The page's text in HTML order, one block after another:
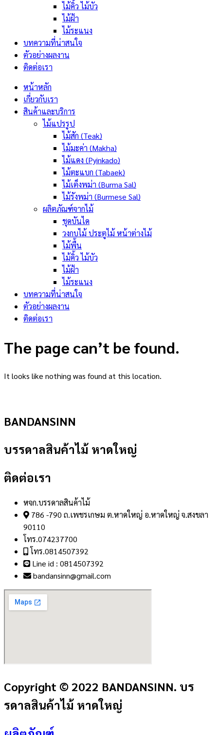
ไม้คิ้ว ไม้บัว
ไม้ฝ้า
ไม้ระแนง
บทความที่น่าสนใจ
ตัวอย่างผลงาน
ติดต่อเรา
หน้าหลัก
เกี่ยวกับเรา
สินค้าและบริการ
ไม้แปรรูป
ไม้สัก (Teak)
ไม้มะค่า (Makha)
ไม้แดง (Pyinkado)
ไม้ตะแบก (Tabaek)
ไม้เต็งพม่า (Burma Sal)
ไม้รังพม่า (Burmese Sal)
ผลิตภัณฑ์จากไม้
ชุดบันได
วงกบไม้ ประตูไม้ หน้าต่างไม้
ไม้พื้น
ไม้คิ้ว ไม้บัว
ไม้ฝ้า
ไม้ระแนง
บทความที่น่าสนใจ
ตัวอย่างผลงาน
ติดต่อเรา
The page can’t be found.
It looks like nothing was found at this location.
BANDANSINN
บรรดาลสินค้าไม้ หาดใหญ่
ติดต่อเรา
หจก.บรรดาลสินค้าไม้
786 -790 ถ.เพชรเกษม ต.หาดใหญ่ อ.หาดใหญ่ จ.สงขลา
90110
โทร.074237700
โทร.0814507392
Line id : 0814507392
bandansinn@gmail.com
Copyright © 2022 BANDANSINN. บร
รดาลสินค้าไม้ หาดใหญ่